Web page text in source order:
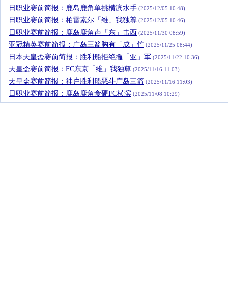
日职业赛前简报：鹿岛鹿角单挑横滨水手 (2025/12/05 10:48)
日职业赛前简报：柏雷素尔「维」我独尊 (2025/12/05 10:46)
日职业赛前简报：鹿岛鹿角声「东」击西 (2025/11/30 08:59)
亚冠精英赛前简报：广岛三箭胸有「成」竹 (2025/11/25 08:44)
日本天皇盃赛前简报：胜利船拒绝攞「亚」军 (2025/11/22 10:36)
天皇盃赛前简报：FC东京「维」我独尊 (2025/11/16 11:03)
天皇盃赛前简报：神户胜利船恶斗广岛三箭 (2025/11/16 11:03)
日职业赛前简报：鹿岛鹿角食硬FC横滨 (2025/11/08 10:29)